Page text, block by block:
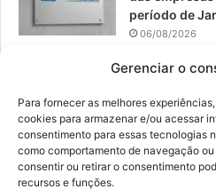
Gerenciar o
Para fornecer as melhores
cookies para armazenar e/ou acessar
consentimento para essas tecnologias
como comportamento de navegação
consentir ou retirar o consentimento
recursos e funções.
período de
06/08/2026
Prefeitura
Resíduos
05/08/2026